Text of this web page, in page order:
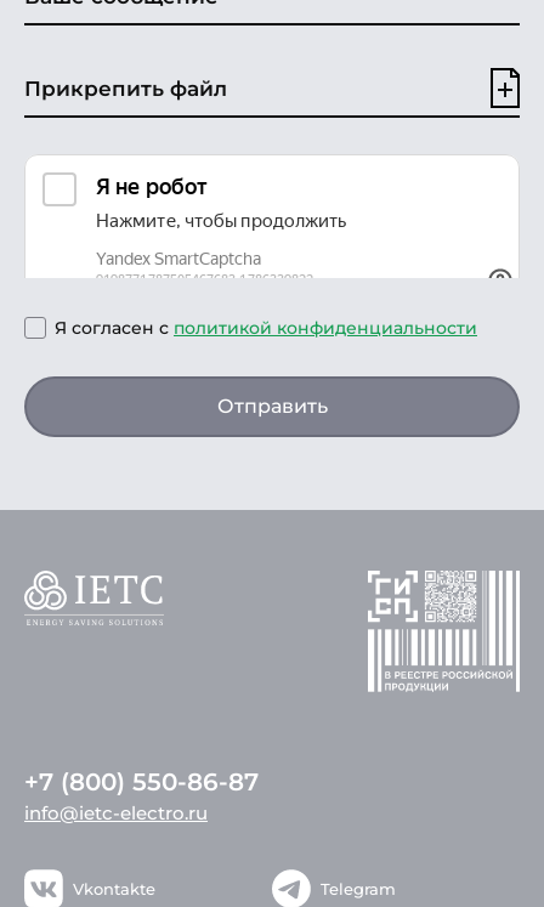
Прикрепить файл
Я согласен с политикой конфиденциальности
Отправить
+7 (800) 550-86-87
info@ietc-electro.ru
Vkontakte Telegram